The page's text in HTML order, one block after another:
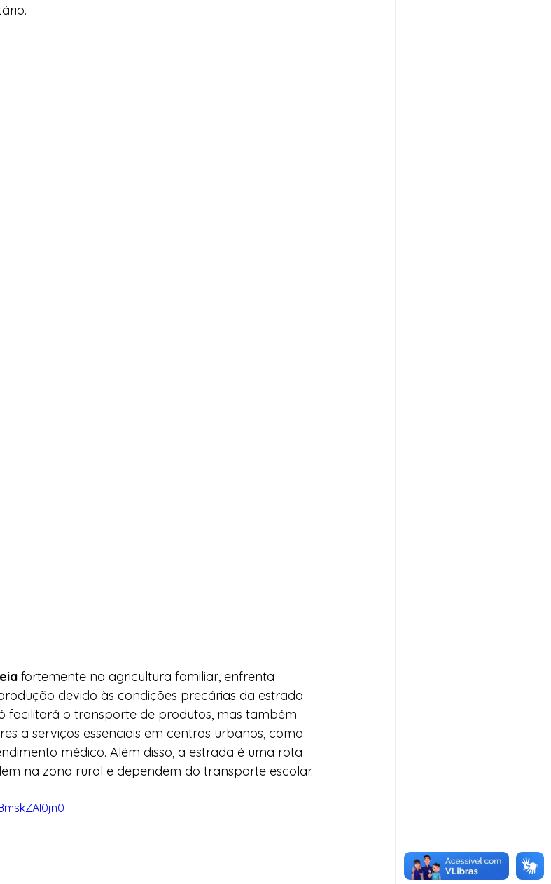
fortemente na agricultura familiar, enfrenta
devido às condições precárias da estrada
facilitará o transporte de produtos, mas também
a serviços essenciais em centros urbanos, como
médico. Além disso, a estrada é uma rota
na zona rural e dependem do transporte escolar.